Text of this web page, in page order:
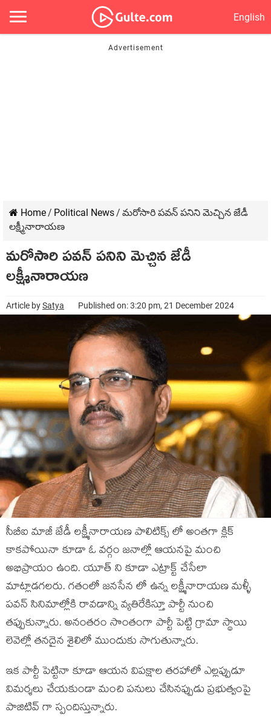
English
Home/ Political News/ మరోసారి పవన్ పనిని మెచ్చిన జేడీ
లక్ష్మీనారాయణ
మరోసారి పవన్ పనిని మెచ్చిన జేడీ
లక్ష్మీనారాయణ
Article bySatya Published on: 3:20 pm, 21 December 2024
సీబీఐ మాజీ జేడీ లక్ష్మీనారాయణ పాలిటిక్స్ లో అంతగా క్లిక్
కాకపోయినా కూడా ఓ వర్గం జనాల్లో ఆయనపై మంచి
అభిప్రాయం ఉంది. యూత్ ని కూడా ఎట్రాక్ట్ చేసేలా
మాట్లాడగలరు. గతంలో జనసేన లో ఉన్న లక్ష్మీనారాయణ మళ్ళీ
పవన్ సినిమాల్లోకి రావడాన్ని వ్యతిరేకిస్తూ పార్టీ నుంచి
తప్పుకున్నారు. అనంతరం సొంతంగా పార్టీ పెట్టి గ్రామా స్థాయి
లెవెల్లో తనదైన శైలిలో ముందుకు సాగుతున్నారు.
ఇక పార్టీ పెట్టినా కూడా ఆయన విపక్షాల తరహాలో ఎల్లప్పుడూ
విమర్శలు చేయకుండా మంచి పనులు చేసినప్పుడు ప్రభుత్వంపై
పాజిటివ్ గా స్పందిస్తున్నారు.